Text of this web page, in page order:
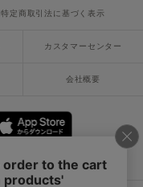
特定商取引法に基づく表示
カスタマーセンター
会社概要